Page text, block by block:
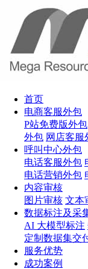
首页
电商客服外包
P站免费版外包
外包 网店客服
呼叫中心外包
电话客服外包
电话营销外包
内容审核
图片审核 文本
数据标注及采
AI 大模型标注
定制数据集交
服务优势
成功案例